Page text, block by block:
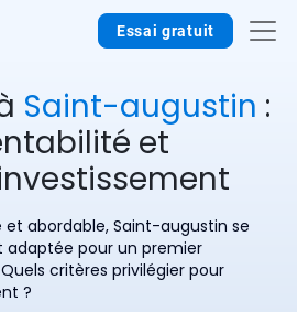
Essai gratuit
Saint-augustin :
et
abordable, Saint-augustin se
pour un premier
critères privilégier pour
?